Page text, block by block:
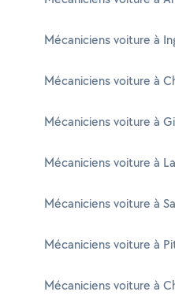
Mécaniciens voiture à
Mécaniciens voiture à
Mécaniciens voiture à
Mécaniciens voiture à
Mécaniciens voiture à
Mécaniciens voiture à
Mécaniciens voiture à